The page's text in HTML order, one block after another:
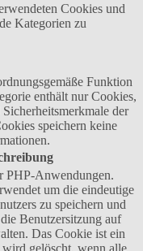
Cookies und
Kategorien zu
Funktion
enthält nur Cookies,
der
speichern keine
PHP-Anwendungen.
um die eindeutige
zu speichern und
Benutzersitzung auf
Das Cookie ist ein
gelöscht, wenn alle